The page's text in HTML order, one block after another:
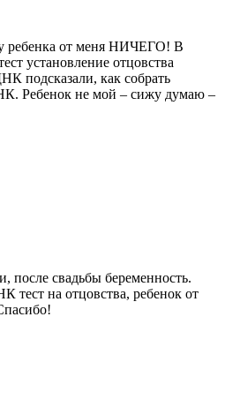
ребенка от меня НИЧЕГО! В
установление отцовства
подсказали, как собрать
Ребенок не мой – сижу думаю –
после свадьбы беременность.
тест на отцовства, ребенок от